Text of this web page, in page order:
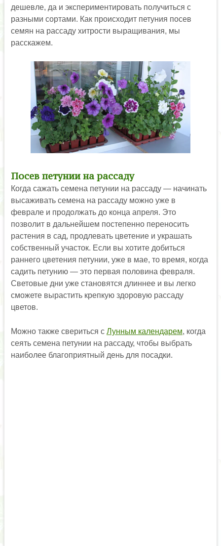
дешевле, да и экспериментировать получиться с
разными сортами. Как происходит петуния посев
семян на рассаду хитрости выращивания, мы
расскажем.
Посев петунии на рассаду
Когда сажать семена петунии на рассаду — начинать
высаживать семена на рассаду можно уже в
феврале и продолжать до конца апреля. Это
позволит в дальнейшем постепенно переносить
растения в сад, продлевать цветение и украшать
собственный участок. Если вы хотите добиться
раннего цветения петунии, уже в мае, то время, когда
садить петунию — это первая половина февраля.
Световые дни уже становятся длиннее и вы легко
сможете вырастить крепкую здоровую рассаду
цветов.
Можно также свериться с Лунным календарем, когда
сеять семена петунии на рассаду, чтобы выбрать
наиболее благоприятный день для посадки.